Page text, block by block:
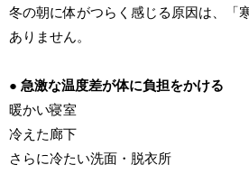
冬の朝に体がつらく感じる原因は、「
ありません。
● 急激な温度差が体に負担をかける
暖かい寝室
冷えた廊下
さらに冷たい洗面・脱衣所